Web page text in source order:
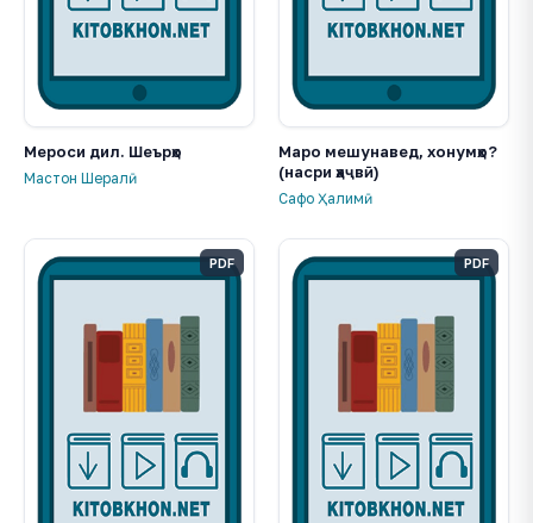
Мероси дил. Шеърҳо
Мастон Шералӣ
Маро мешунавед, хонумҳо?
(насри ҳаҷвӣ)
Сафо Ҳалимӣ
PDF PDF